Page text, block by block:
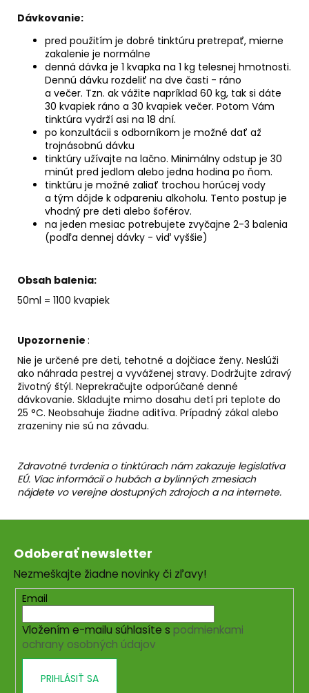
Dávkovanie:
pred použitím je dobré tinktúru pretrepať, mierne
zakalenie je normálne
denná dávka je 1 kvapka na 1 kg telesnej hmotnosti.
Dennú dávku rozdeliť na dve časti - ráno
a večer. Tzn. ak vážite napríklad 60 kg, tak si dáte
30 kvapiek ráno a 30 kvapiek večer. Potom Vám
tinktúra vydrží asi na 18 dní.
po konzultácii s odborníkom je možné dať až
trojnásobnú dávku
tinktúry užívajte na lačno. Minimálny odstup je 30
minút pred jedlom alebo jedna hodina po ňom.
tinktúru je možné zaliať trochou horúcej vody
a tým dôjde k odpareniu alkoholu. Tento postup je
vhodný pre deti alebo šoférov.
na jeden mesiac potrebujete zvyčajne 2-3 balenia
(podľa dennej dávky - viď vyššie)
Obsah balenia:
50ml = 1100 kvapiek
Upozornenie :
Nie je určené pre deti, tehotné a dojčiace ženy. Neslúži
ako náhrada pestrej a vyváženej stravy. Dodržujte zdravý
životný štýl. Neprekračujte odporúčané denné
dávkovanie. Skladujte mimo dosahu detí pri teplote do
25 °C. Neobsahuje žiadne aditíva. Prípadný zákal alebo
zrazeniny nie sú na závadu.
Zdravotné tvrdenia o tinktúrach nám zakazuje legislatíva
EÚ. Viac informácií o hubách a bylinných zmesiach
nájdete vo verejne dostupných zdrojoch a na internete.
Odoberať newsletter
Nezmeškajte žiadne novinky či zľavy!
Email
Vložením e-mailu súhlasíte s podmienkami
ochrany osobných údajov
PRIHLÁSIŤ SA